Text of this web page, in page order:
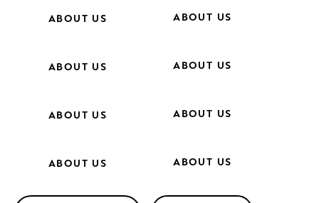
ABOUT US ABOUT US
ABOUT US ABOUT US
ABOUT US ABOUT US
ABOUT US ABOUT US